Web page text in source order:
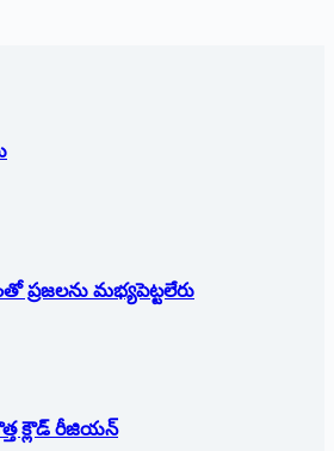
మభ్యపెట్టలేరు
క్లౌడ్‌ ‌రీజియన్‌